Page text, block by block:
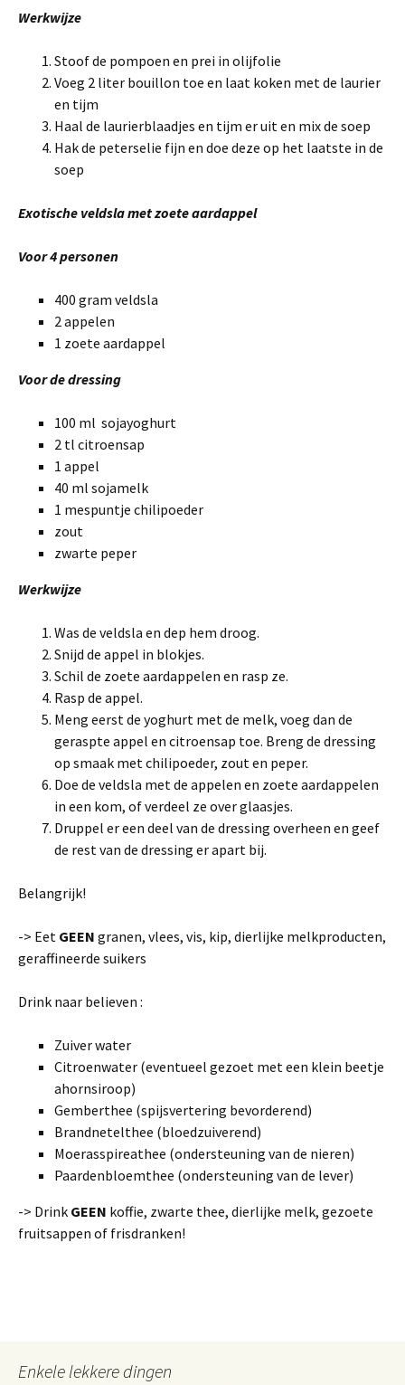
Werkwijze
Stoof de pompoen en prei in olijfolie
Voeg 2 liter bouillon toe en laat koken met de laurier
en tijm
Haal de laurierblaadjes en tijm er uit en mix de soep
Hak de peterselie fijn en doe deze op het laatste in de
soep
Exotische veldsla met zoete aardappel
Voor 4 personen
400 gram veldsla
2 appelen
1 zoete aardappel
Voor de dressing
100 ml sojayoghurt
2 tl citroensap
1 appel
40 ml sojamelk
1 mespuntje chilipoeder
zout
zwarte peper
Werkwijze
Was de veldsla en dep hem droog.
Snijd de appel in blokjes.
Schil de zoete aardappelen en rasp ze.
Rasp de appel.
Meng eerst de yoghurt met de melk, voeg dan de
geraspte appel en citroensap toe. Breng de dressing
op smaak met chilipoeder, zout en peper.
Doe de veldsla met de appelen en zoete aardappelen
in een kom, of verdeel ze over glaasjes.
Druppel er een deel van de dressing overheen en geef
de rest van de dressing er apart bij.
Belangrijk!
-> Eet GEEN granen, vlees, vis, kip, dierlijke melkproducten,
geraffineerde suikers
Drink naar believen :
Zuiver water
Citroenwater (eventueel gezoet met een klein beetje
ahornsiroop)
Gemberthee (spijsvertering bevorderend)
Brandnetelthee (bloedzuiverend)
Moerasspireathee (ondersteuning van de nieren)
Paardenbloemthee (ondersteuning van de lever)
-> Drink GEEN koffie, zwarte thee, dierlijke melk, gezoete
fruitsappen of frisdranken!
Enkele lekkere dingen